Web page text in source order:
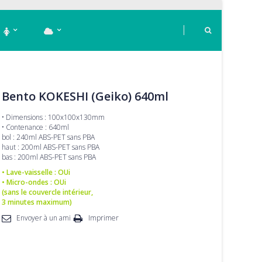
Bento KOKESHI (Geiko) 640ml
• Dimensions : 100x100x130mm
• Contenance : 640ml
bol : 240ml ABS-PET sans PBA
haut : 200ml ABS-PET sans PBA
bas : 200ml ABS-PET sans PBA
• Lave-vaisselle : OUi
• Micro-ondes : OUi
(sans le couvercle intérieur,
3 minutes maximum)
Envoyer à un ami
Imprimer